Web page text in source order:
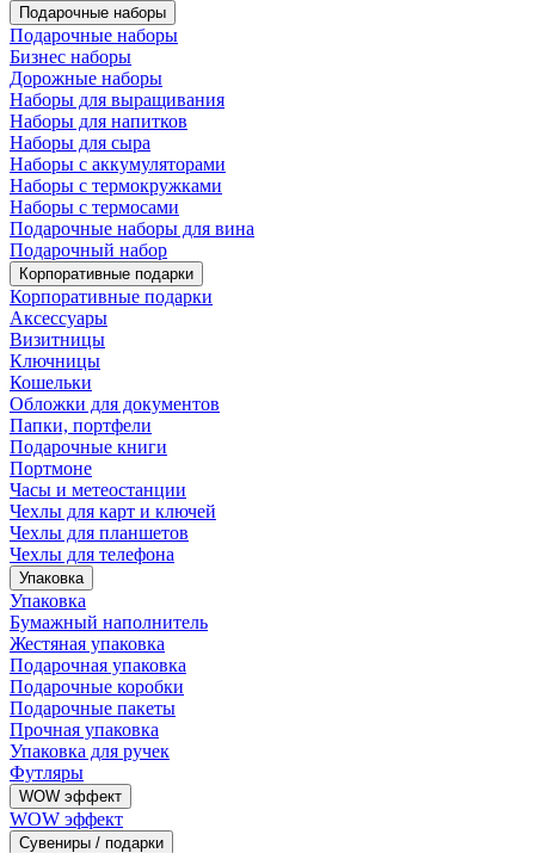
Подарочные наборы
Подарочные наборы
Бизнес наборы
Дорожные наборы
Наборы для выращивания
Наборы для напитков
Наборы для сыра
Наборы с аккумуляторами
Наборы с термокружками
Наборы с термосами
Подарочные наборы для вина
Подарочный набор
Корпоративные подарки
Корпоративные подарки
Аксессуары
Визитницы
Ключницы
Кошельки
Обложки для документов
Папки, портфели
Подарочные книги
Портмоне
Часы и метеостанции
Чехлы для карт и ключей
Чехлы для планшетов
Чехлы для телефона
Упаковка
Упаковка
Бумажный наполнитель
Жестяная упаковка
Подарочная упаковка
Подарочные коробки
Подарочные пакеты
Прочная упаковка
Упаковка для ручек
Футляры
WOW эффект
WOW эффект
Сувениры / подарки